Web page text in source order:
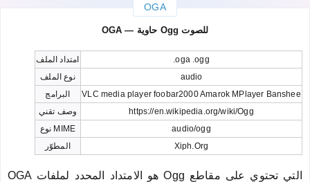
OGA
OGA — حاوية Ogg للصوت
امتداد الملف
.oga .ogg
نوع الملف
audio
البرامج
VLC media player foobar2000 Amarok MPlayer Banshee
وصف تقني
https://en.wikipedia.org/wiki/Ogg
نوع MIME
audio/ogg
المطوّر
Xiph.Org
OGA هو الامتداد المحدد لملفات Ogg التي تحتوي على مقاطع